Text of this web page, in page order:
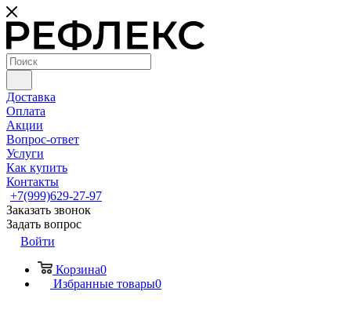
Доставка
Оплата
Акции
Вопрос-ответ
Услуги
Как купить
Контакты
+7(999)629-27-97
Заказать звонок
Задать вопрос
Войти
Корзина0
Избранные товары0